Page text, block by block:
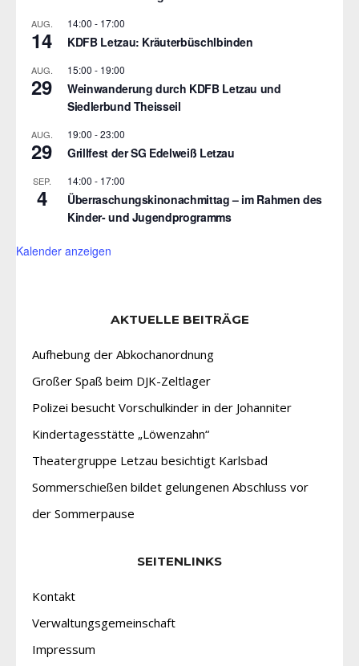
AUG.
14
14:00 - 17:00
KDFB Letzau: Kräuterbüschlbinden
AUG.
29
15:00 - 19:00
Weinwanderung durch KDFB Letzau und
Siedlerbund Theisseil
AUG.
29
19:00 -23:00
Grillfest der SG Edelweiß Letzau
SEP.
4
14:00 - 17:00
Überraschungskinonachmittag – im Rahmen des
Kinder- und Jugendprogramms
Kalender anzeigen
AKTUELLE BEITRÄGE
Aufhebung der Abkochanordnung
Großer Spaß beim DJK-Zeltlager
Polizei besucht Vorschulkinder in der Johanniter
Kindertagesstätte „Löwenzahn“
Theatergruppe Letzau besichtigt Karlsbad
Sommerschießen bildet gelungenen Abschluss vor
der Sommerpause
SEITENLINKS
Kontakt
Verwaltungsgemeinschaft
Impressum